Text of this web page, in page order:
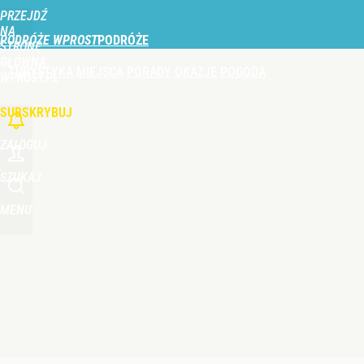
PRZEJDŹ
NA
STRONĘ
PODRÓŻE WPROST
SUBSKRYBUJ